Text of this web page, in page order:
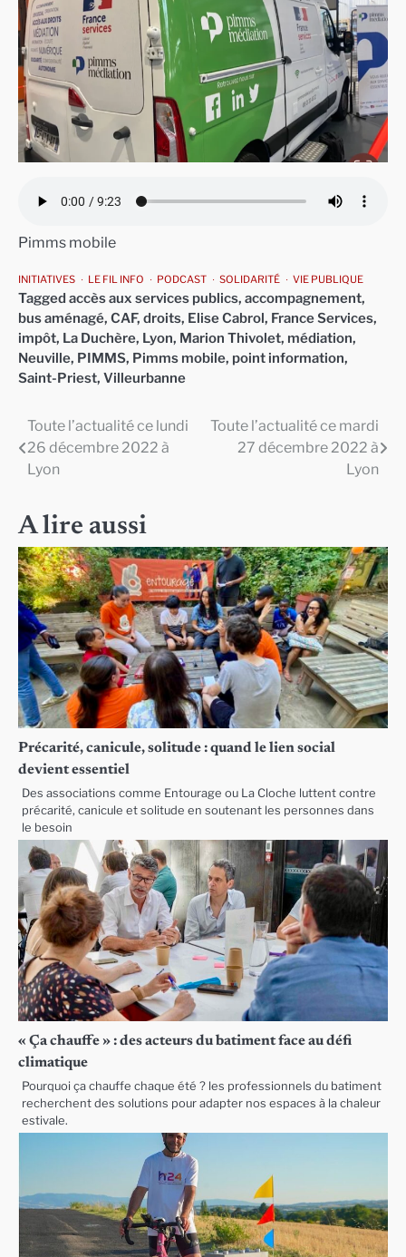
Pimms mobile
INITIATIVES LE FIL INFO PODCAST SOLIDARITÉ VIE PUBLIQUE
Tagged accès aux services publics, accompagnement,
bus aménagé, CAF, droits, Elise Cabrol, France Services,
impôt, La Duchère, Lyon, Marion Thivolet, médiation,
Neuville, PIMMS, Pimms mobile, point information,
Saint-Priest, Villeurbanne
Navigation
de
Toute l’actualité ce lundi
26 décembre 2022 à
Lyon
Toute l’actualité ce mardi
27 décembre 2022 à
Lyon
A lire aussi
Précarité, canicule, solitude : quand le lien social
devient essentiel
Des associations comme Entourage ou La Cloche luttent contre
précarité, canicule et solitude en soutenant les personnes dans
le besoin
« Ça chauffe » : des acteurs du batiment face au défi
climatique
Pourquoi ça chauffe chaque été ? les professionnels du batiment
recherchent des solutions pour adapter nos espaces à la chaleur
estivale.